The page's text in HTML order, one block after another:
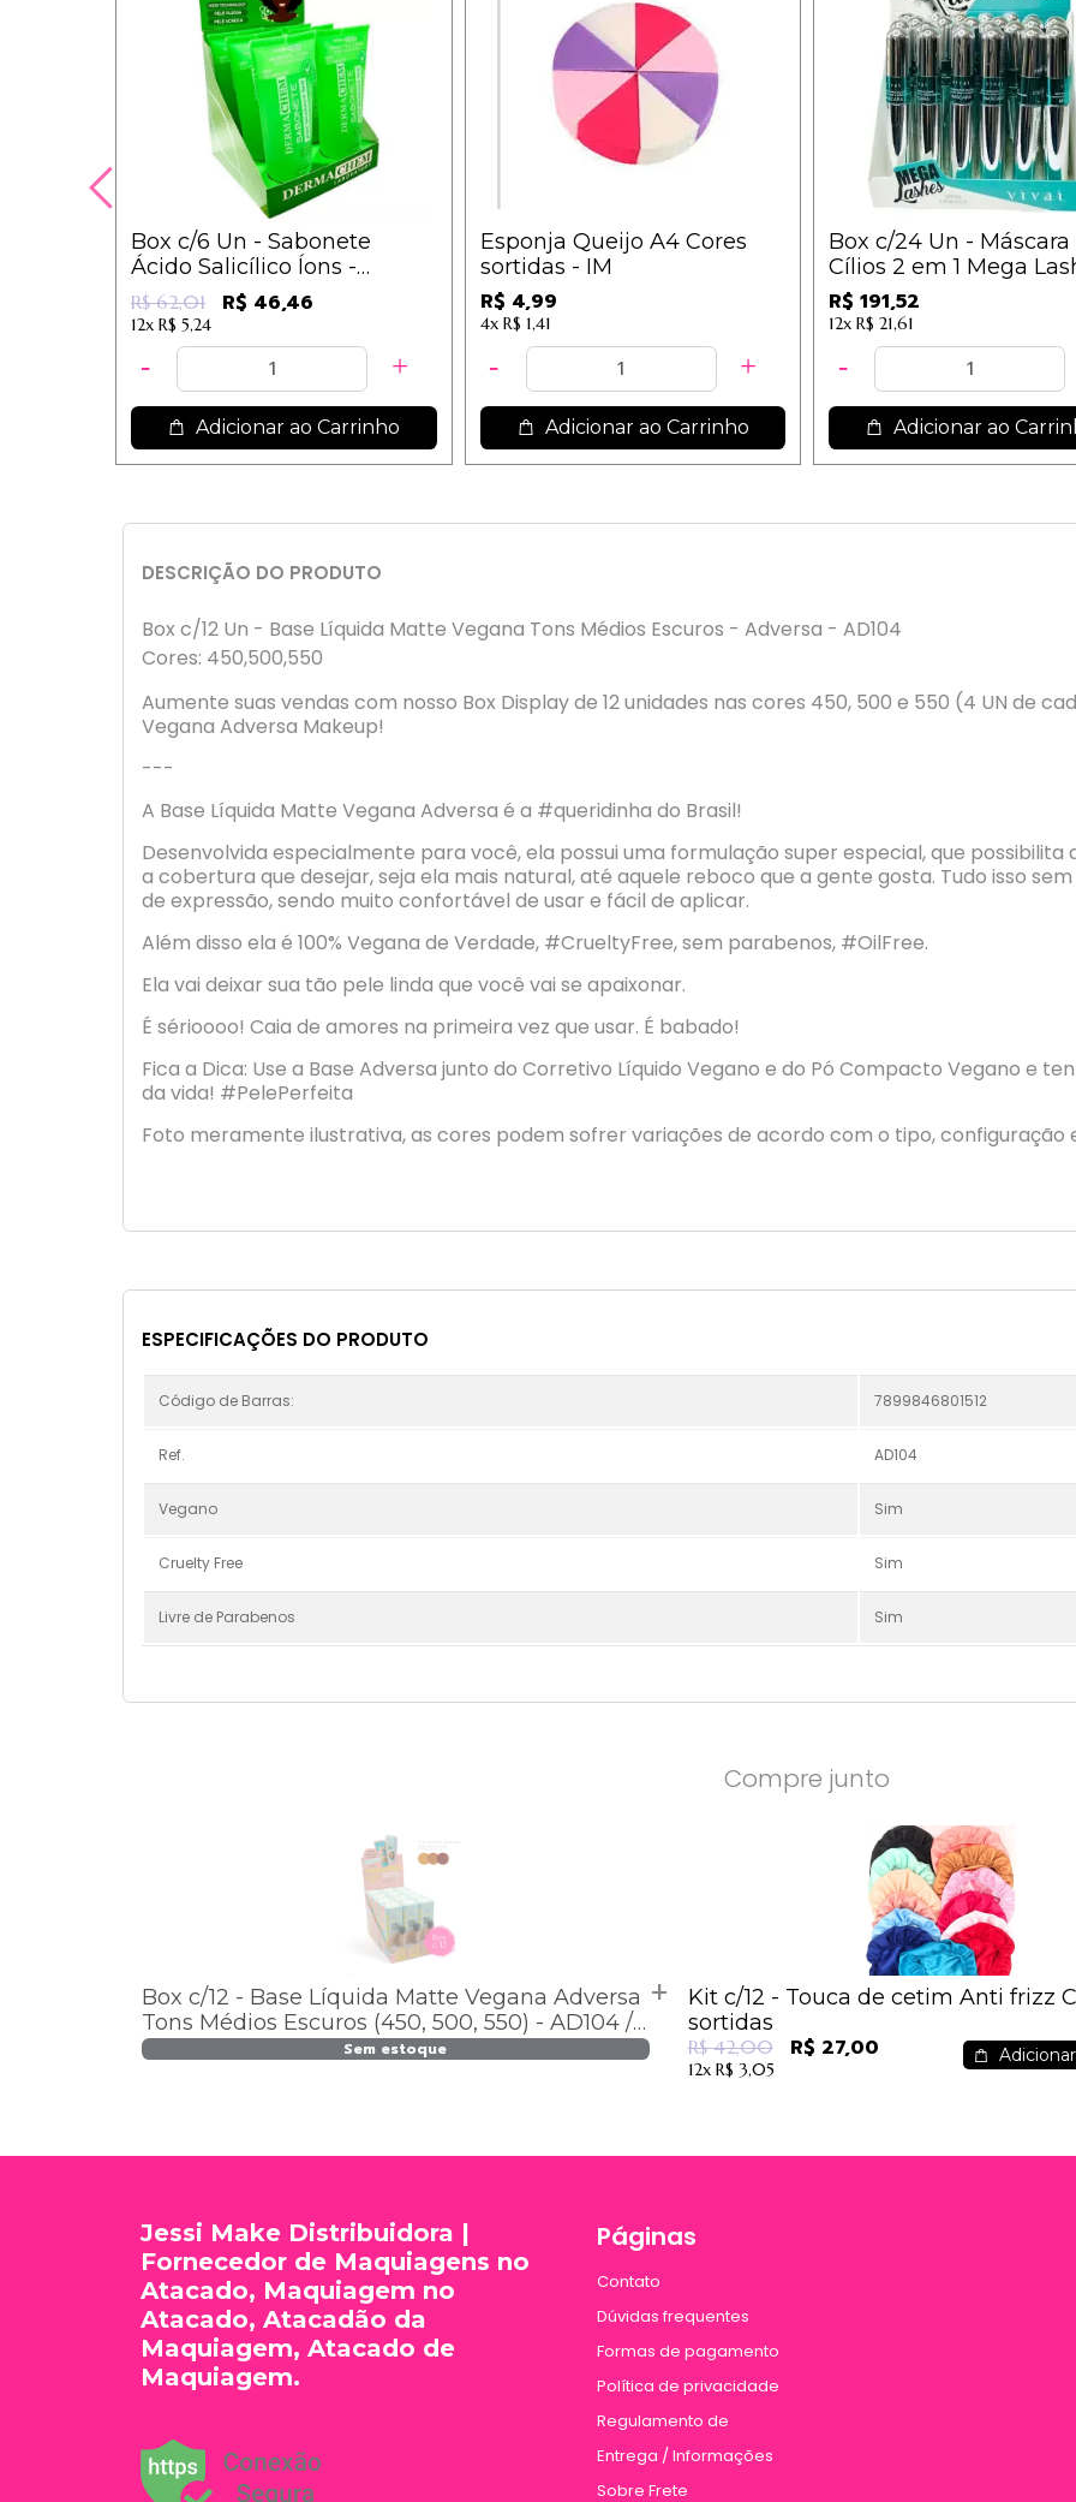
Box c/6 Un - Sabonete
Ácido Salicílico Íons -
Dermachem
R$ 62,01 R$ 46,46
12x R$ 5,24
Adicionar ao Carrinho
Esponja Queijo A4 Cores
sortidas - IM
R$ 4,99
4x R$ 1,41
Adicionar ao Carrinho
Box c/24 Un - Máscara
Cílios 2 em 1 Mega
Vivai - 2176.1.1 / 7,98
R$ 191,52
12x R$ 21,61
Adicionar ao
DESCRIÇÃO DO PRODUTO
Box c/12 Un - Base Líquida Matte Vegana Tons Médios Escuros - Adversa - AD104
Cores: 450,500,550
Aumente suas vendas com nosso Box Display de 12 unidades nas cores 450, 500 e 550 (4 UN de
Vegana Adversa Makeup!
---
A Base Líquida Matte Vegana Adversa é a #queridinha do Brasil!
Desenvolvida especialmente para você, ela possui uma formulação super especial, que
a cobertura que desejar, seja ela mais natural, até aquele reboco que a gente gosta. Tudo isso
de expressão, sendo muito confortável de usar e fácil de aplicar.
Além disso ela é 100% Vegana de Verdade, #CrueltyFree, sem parabenos, #OilFree.
Ela vai deixar sua tão pele linda que você vai se apaixonar.
É sérioooo! Caia de amores na primeira vez que usar. É babado!
Fica a Dica: Use a Base Adversa junto do Corretivo Líquido Vegano e do Pó Compacto Vegano e
da vida! #PelePerfeita
Foto meramente ilustrativa, as cores podem sofrer variações de acordo com o tipo, configuração
ESPECIFICAÇÕES DO PRODUTO
Código de Barras: 7899846801512
Ref. AD104
Vegano Sim
Cruelty Free Sim
Livre de Parabenos Sim
Compre junto
Box c/12 - Base Líquida Matte Vegana Adversa
Tons Médios Escuros (450, 500, 550) - AD104 /
14,02
Sem estoque
Kit c/12 - Touca de cetim Anti frizz
sortidas
R$ 42,00 R$ 27,00
12x R$ 3,05
Páginas
Contato
Dúvidas frequentes
Formas de pagamento
Política de privacidade
Regulamento de
Entrega / Informações
Sobre Frete
Jessi Make Distribuidora |
Fornecedor de Maquiagens no
Atacado, Maquiagem no
Atacado, Atacadão da
Maquiagem, Atacado de
Maquiagem.